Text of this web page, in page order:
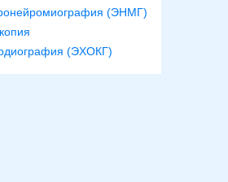
(ЭНМГ)
(ЭХОКГ)